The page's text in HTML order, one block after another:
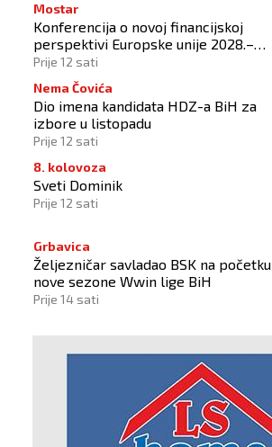
Mostar
Konferencija o novoj financijskoj
perspektivi Europske unije 2028.–
2034.
Prije 12 sati
Nema Čovića
Dio imena kandidata HDZ-a BiH za
izbore u listopadu
Prije 12 sati
8. kolovoza
Sveti Dominik
Prije 12 sati
Grbavica
Željezničar savladao BSK na početku
nove sezone Wwin lige BiH
Prije 14 sati